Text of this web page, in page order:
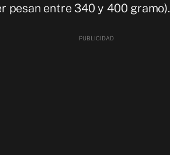
pesan entre 340 y 400 gramo).